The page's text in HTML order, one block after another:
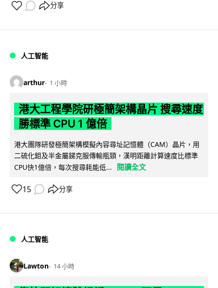
分享
人工智能
arthur 1 小時
港大工程學院研極簡架構晶片 搜尋速度
勝標準 CPU 1 億倍
港大團隊研發極簡架構模擬內容尋址記憶體（CAM）晶片，用
二硫化鉬及半金屬銻克服傳輸瓶頸，漢明距離計算速度比標準
CPU快1億倍，每次搜尋耗能低...
閱讀全文
15 分享
人工智能
Lawton 14 小時